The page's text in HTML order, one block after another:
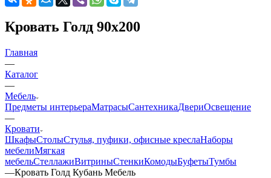
Кровать Голд 90x200
Главная
—
Каталог
—
Мебель
Предметы интерьераМатрасыСантехникаДвериОсвещение
—
Кровати
ШкафыСтолыСтулья, пуфики, офисные креслаНаборы
мебелиМягкая
мебельСтеллажиВитриныСтенкиКомодыБуфетыТумбы
—Кровать Голд Кубань Мебель